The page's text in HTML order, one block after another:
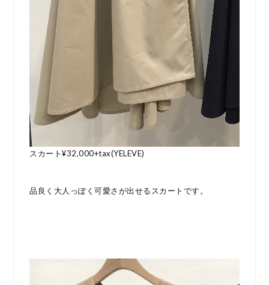
スカート¥32,000+tax(YELEVE)
品良く大人っぽく可愛さが出せるスカートです。